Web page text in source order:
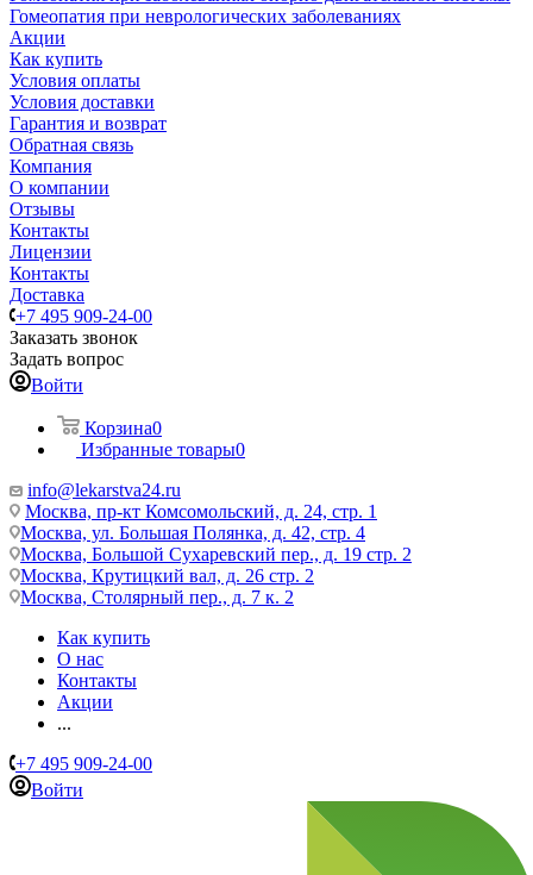
Гомеопатия при неврологических заболеваниях
Акции
Как купить
Условия оплаты
Условия доставки
Гарантия и возврат
Обратная связь
Компания
О компании
Отзывы
Контакты
Лицензии
Контакты
Доставка
+7 495 909-24-00
Заказать звонок
Задать вопрос
Войти
Корзина0
Избранные товары0
info@lekarstva24.ru
Москва, пр-кт Комсомольский, д. 24, стр. 1
Москва, ул. Большая Полянка, д. 42, стр. 4
Москва, Большой Сухаревский пер., д. 19 стр. 2
Москва, Крутицкий вал, д. 26 стр. 2
Москва, Столярный пер., д. 7 к. 2
Как купить
О нас
Контакты
Акции
...
+7 495 909-24-00
Войти